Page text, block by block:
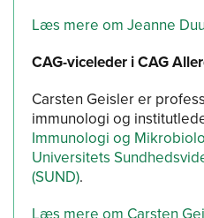
Læs mere om Jeanne
CAG-viceleder i CAG
Carsten Geisler er
immunologi og
Immunologi og
Universitets
(SUND).